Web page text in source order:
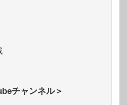
チャンネル＞